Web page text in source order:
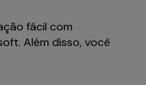
fácil com
Além disso, você